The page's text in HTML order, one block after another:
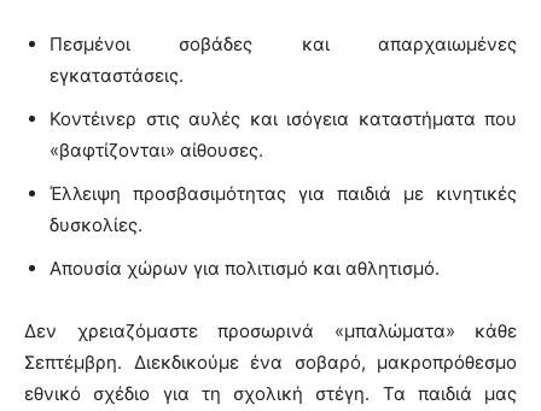
Πεσμένοι σοβάδες και απαρχαιωμένες
εγκαταστάσεις.
Κοντέινερ στις αυλές και ισόγεια καταστήματα που
«βαφτίζονται» αίθουσες.
Έλλειψη προσβασιμότητας για παιδιά με κινητικές
δυσκολίες.
Απουσία χώρων για πολιτισμό και αθλητισμό.
Δεν χρειαζόμαστε προσωρινά «μπαλώματα» κάθε
Σεπτέμβρη. Διεκδικούμε ένα σοβαρό, μακροπρόθεσμο
εθνικό σχέδιο για τη σχολική στέγη. Τα παιδιά μας